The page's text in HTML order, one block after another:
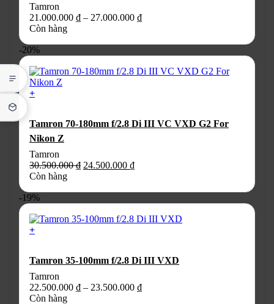
biến
thể.
Các
tùy
chọn
có
thể
được
chọn
trang
sản
phẩm
Tamron
21.000.000 ₫ – 27.000.000 ₫Khoảng
27.000.000 ₫
Còn hàng
-20%
+
Tamron 70-180mm f/2.8 Di III VC VXD G2 For
Nikon Z
Tamron
30.500.000₫ Giá
24.500.000 ₫Giá
Còn hàng
-19%
+
này
có
nhiều
biến
Tamron 35-100mm f/2.8 Di III VXD
Tamron
22.500.000 ₫ – 23.500.000 ₫Khoảng
Còn hàng